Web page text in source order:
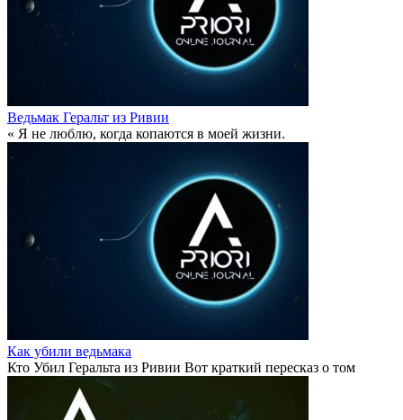
Ведьмак Геральт из Ривии
« Я не люблю, когда копаются в моей жизни.
Как убили ведьмака
Кто Убил Геральта из Ривии Вот краткий пересказ о том